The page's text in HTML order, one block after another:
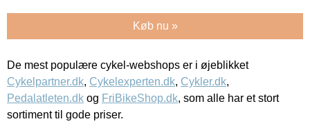
Køb nu »
De mest populære cykel-webshops er i øjeblikket
Cykelpartner.dk, Cykelexperten.dk, Cykler.dk,
Pedalatleten.dk og FriBikeShop.dk, som alle har et stort
sortiment til gode priser.